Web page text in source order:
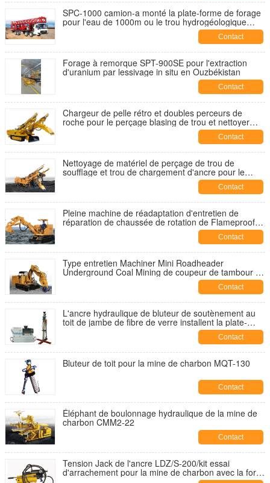
SPC-1000 camion-a monté la plate-forme de forage
pour l'eau de 1000m ou le trou hydrogéologique
Contact
Forage à remorque SPT-900SE pour l'extraction
d'uranium par lessivage in situ en Ouzbékistan
Contact
Chargeur de pelle rétro et doubles perceurs de
roche pour le perçage blasing de trou et nettoyer
dans la mine de charbon souterraine Contact
Nettoyage de matériel de perçage de trou de
soufflage et trou de chargement d'ancre pour le
bluteur de forage de soutien de chargeur de foreuse
Contact
Pleine machine de réadaptation d'entretien de
réparation de chaussée de rotation de Flameproofed
dans la mine de charbon souterraine Contact
Type entretien Machiner Mini Roadheader
Underground Coal Mining de coupeur de tambour de
Contact
L'ancre hydraulique de bluteur de soutènement au
toit de jambe de fibre de verre installent la plate-
forme de forage pour le soutènement au toit dans la
Contact
Bluteur de toit pour la mine de charbon MQT-130
Contact
Éléphant de boulonnage hydraulique de la mine de
charbon CMM2-22
Contact
Tension Jack de l'ancre LDZ/S-200/kit essai
d'arrachement pour la mine de charbon avec la force